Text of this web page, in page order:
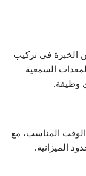
الخبرة في تركيب
السمعية
وظيفة.
الوقت المناسب، مع
الميزانية.